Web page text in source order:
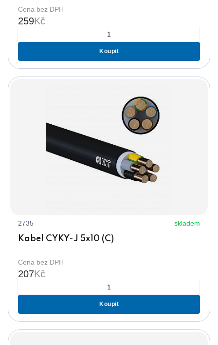
Cena bez DPH
259Kč
Koupit
2735 skladem
Kabel CYKY-J 5x10 (C)
Cena bez DPH
207Kč
Koupit